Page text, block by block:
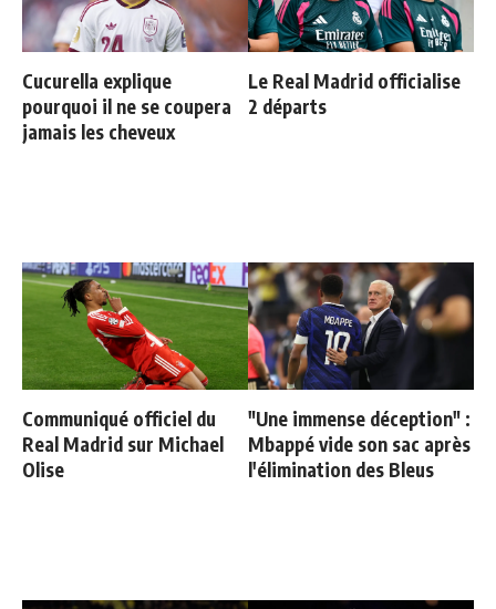
Cucurella explique
pourquoi il ne se coupera
jamais les cheveux
Le Real Madrid officialise
2 départs
Communiqué officiel du
Real Madrid sur Michael
Olise
"Une immense déception" :
Mbappé vide son sac après
l'élimination des Bleus